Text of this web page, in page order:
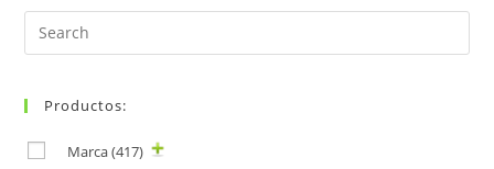
Search
for:
Productos:
Marca(417)